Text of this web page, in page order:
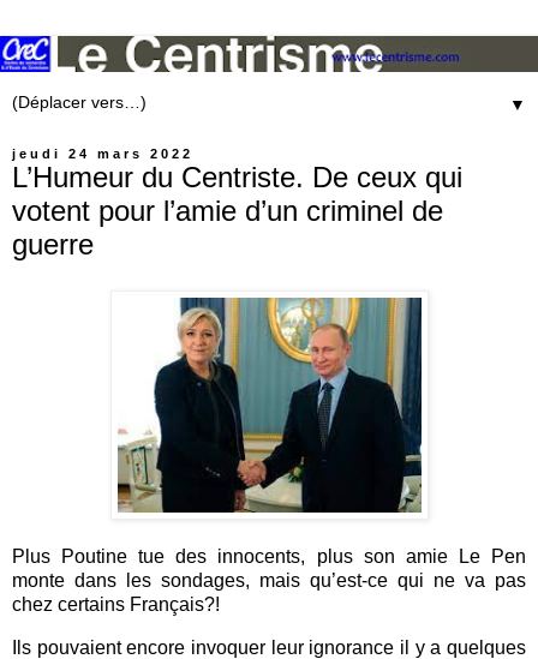
▼
jeudi 24 mars 2022
L’Humeur du Centriste. De ceux qui
votent pour l’amie d’un criminel de
guerre
Plus Poutine tue des innocents, plus son amie Le Pen
monte dans les sondages, mais qu’est-ce qui ne va pas
chez certains Français?!
Ils pouvaient encore invoquer leur ignorance il y a quelques